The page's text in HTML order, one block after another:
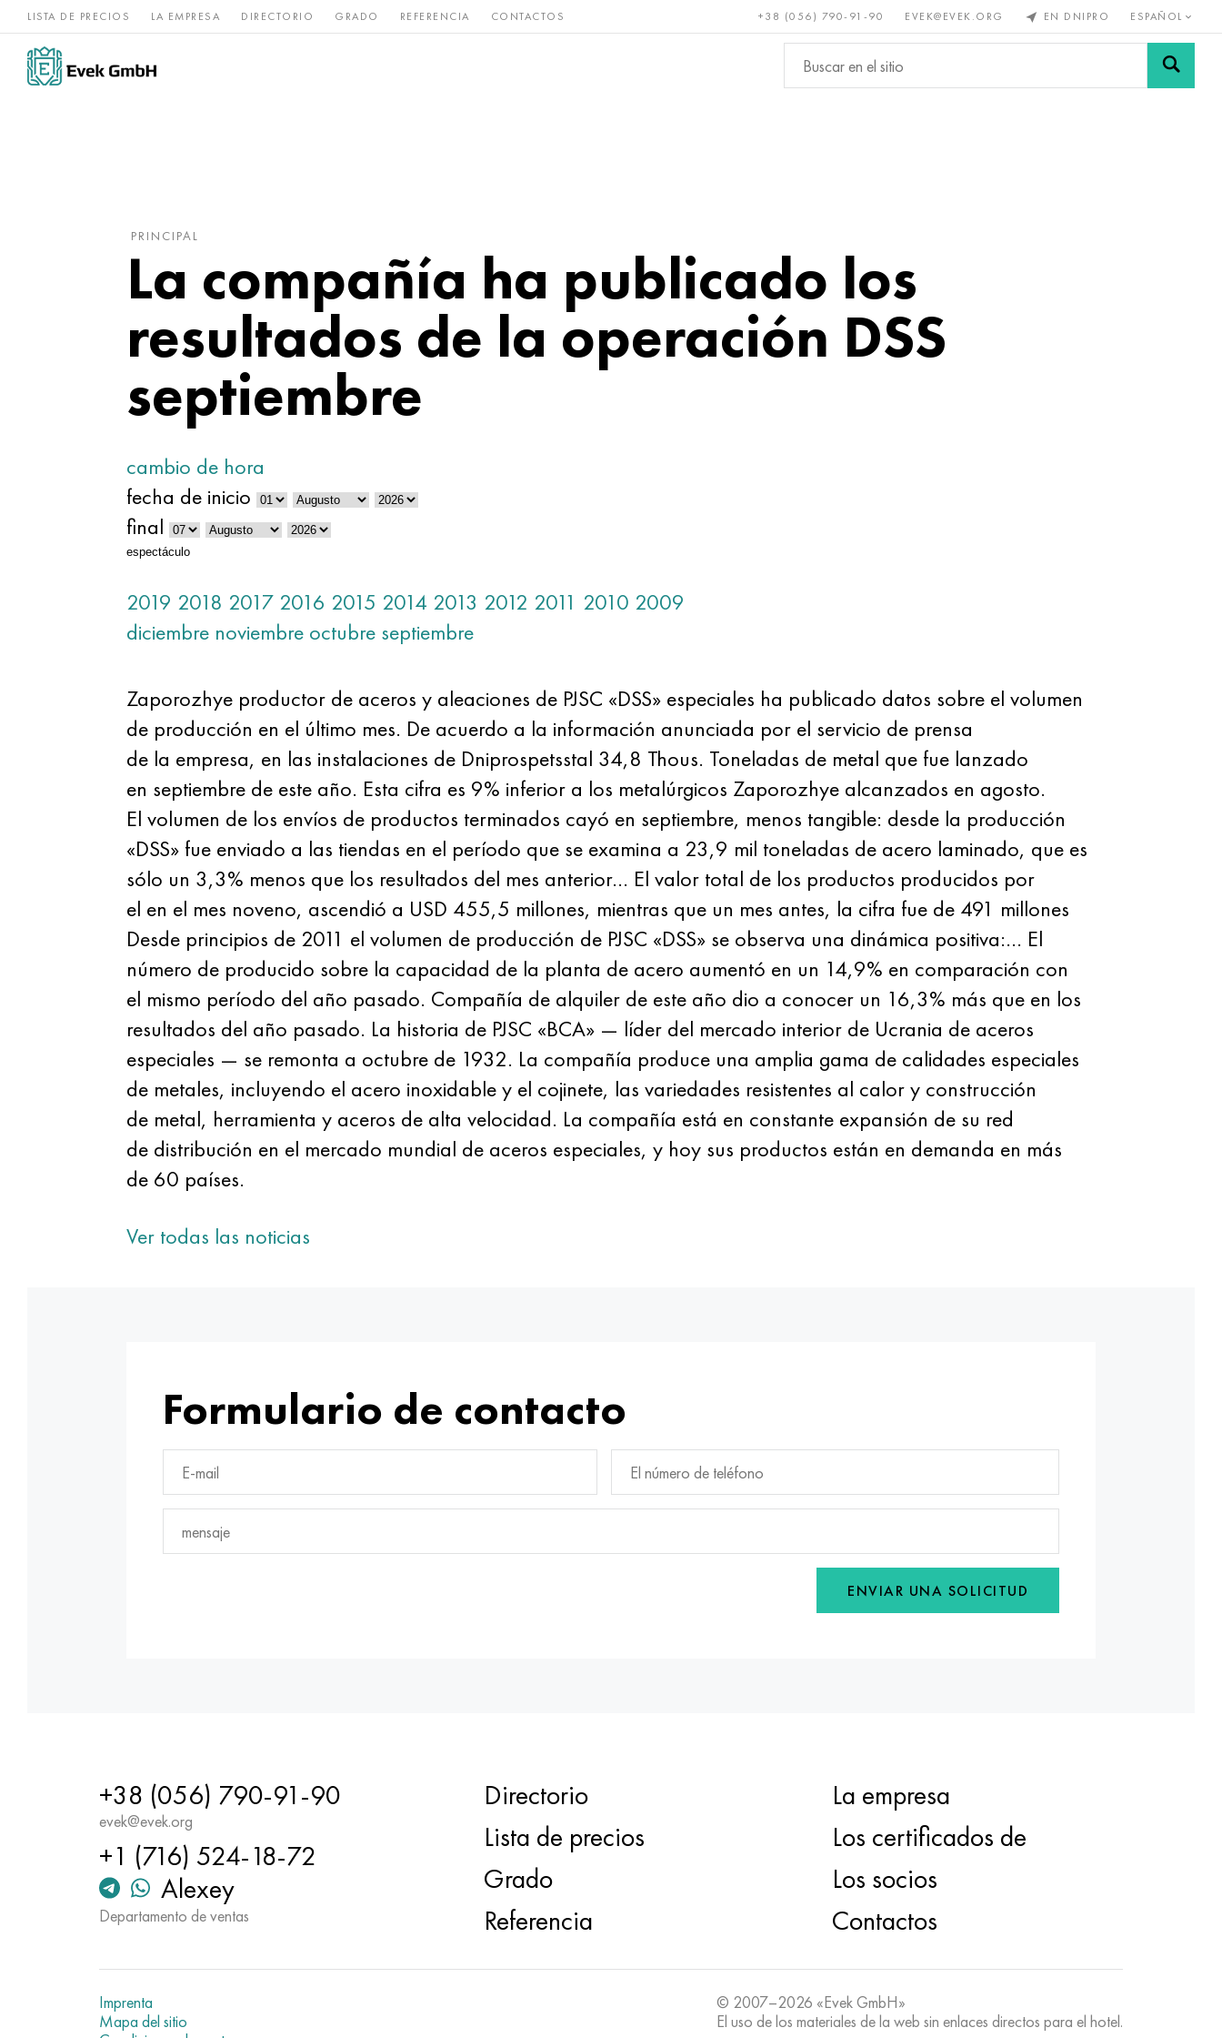
LISTA DE PRECIOS LA EMPRESA DIRECTORIO GRADO REFERENCIA CONTACTOS +38 (056) 790-91-90 EVEK@EVEK.ORG EN DNIPRO ESPAÑOL
Aleaciones de
níquel
acero Raro y Bronce, cobre, Metales no
ferrosos
Aleación de Mallas y
PRINCIPAL
La compañía ha publicado los
resultados de la operación DSS
septiembre
cambio de hora
fecha de inicio
final
espectáculo
2019 2018 2017 2016 2015 2014 2013 2012 2011 2010 2009
diciembre noviembre octubre septiembre
Zaporozhye productor de aceros y aleaciones de PJSC «DSS» especiales ha publicado datos sobre el volumen
de producción en el último mes. De acuerdo a la información anunciada por el servicio de prensa
de la empresa, en las instalaciones de Dniprospetsstal 34,8 Thous. Toneladas de metal que fue lanzado
en septiembre de este año. Esta cifra es 9% inferior a los metalúrgicos Zaporozhye alcanzados en agosto.
El volumen de los envíos de productos terminados cayó en septiembre, menos tangible: desde la producción
«DSS» fue enviado a las tiendas en el período que se examina a 23,9 mil toneladas de acero laminado, que es
sólo un 3,3% menos que los resultados del mes anterior… El valor total de los productos producidos por
el en el mes noveno, ascendió a USD 455,5 millones, mientras que un mes antes, la cifra fue de 491 millones
Desde principios de 2011 el volumen de producción de PJSC «DSS» se observa una dinámica positiva:… El
número de producido sobre la capacidad de la planta de acero aumentó en un 14,9% en comparación con
el mismo período del año pasado. Compañía de alquiler de este año dio a conocer un 16,3% más que en los
resultados del año pasado. La historia de PJSC «BCA» — líder del mercado interior de Ucrania de aceros
especiales — se remonta a octubre de 1932. La compañía produce una amplia gama de calidades especiales
de metales, incluyendo el acero inoxidable y el cojinete, las variedades resistentes al calor y construcción
de metal, herramienta y aceros de alta velocidad. La compañía está en constante expansión de su red
de distribución en el mercado mundial de aceros especiales, y hoy sus productos están en demanda en más
de 60 países.
Ver todas las noticias
Formulario de contacto
ENVIAR UNA SOLICITUD
+38 (056) 790-91-90
evek@evek.org
+1 (716) 524-18-72
Alexey
Departamento de ventas
Directorio
Lista de precios
Grado
Referencia
La empresa
Los certificados de
Los socios
Contactos
Imprenta
Mapa del sitio
© 2007–2026 «Evek GmbH»
El uso de los materiales de la web sin enlaces directos para el hotel.